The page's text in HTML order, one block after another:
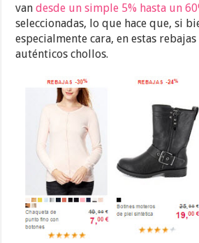
vandesde un simple 5% hasta un
seleccionadas, lo que hace que, si
especialmente cara, en estas
auténticos chollos.